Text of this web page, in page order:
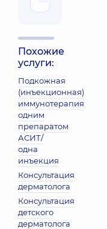
Похожие
услуги:
Подкожная
(инъекционная)
иммунотерапия
одним
препаратом
АСИТ/
одна
инъекция
Консультация
дерматолога
Консультация
детского
дерматолога